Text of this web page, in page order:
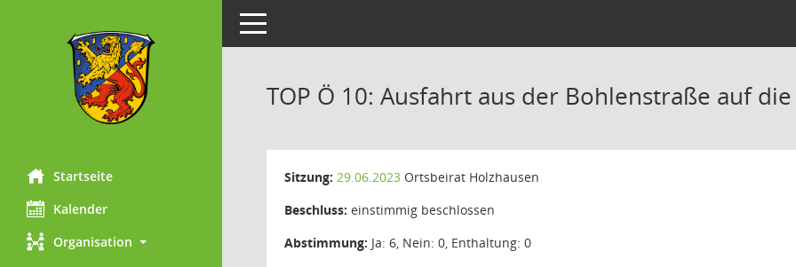
Startseite
Kalender
Organisation
Toggle navigation
TOP Ö 10: Ausfahrt aus der Bohlenstraße auf
Sitzung: 29.06.2023 Ortsbeirat Holzhausen
Beschluss: einstimmig beschlossen
Abstimmung: Ja: 6, Nein: 0, Enthaltung: 0